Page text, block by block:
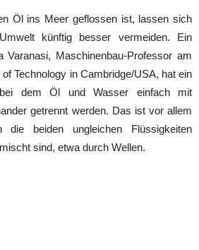
Öl ins Meer geflossen ist, lassen sich
künftig besser vermeiden. Ein
Varanasi, Maschinenbau-Professor am
Technology in Cambridge/USA, hat ein
bei dem Öl und Wasser einfach mit
getrennt werden. Das ist vor allem
die beiden ungleichen Flüssigkeiten
sind, etwa durch Wellen.